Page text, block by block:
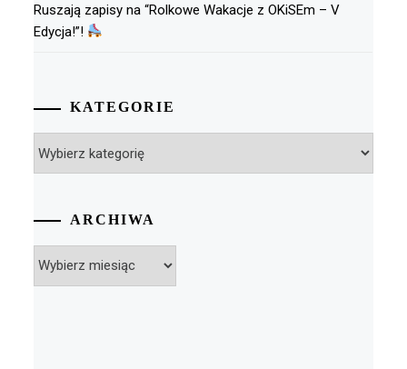
Ruszają zapisy na “Rolkowe Wakacje z OKiSEm – V
Edycja!”!
KATEGORIE
ARCHIWA